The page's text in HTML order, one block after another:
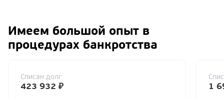
Имеем большой опыт в
процедурах банкротства
Списан долг
423 932 ₽ 1